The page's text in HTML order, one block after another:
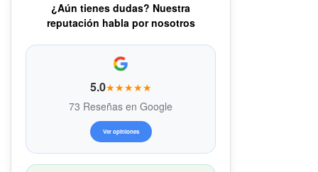
¿Aún tienes dudas? Nuestra
reputación habla por nosotros
5.0★★★★★
73 Reseñas en Google
Ver opiniones